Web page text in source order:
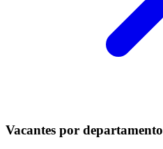
Vacantes por departamento